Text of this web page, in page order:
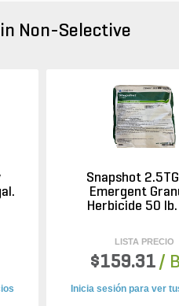
Non-Selective
Snapshot
Emergent
Herbicide 50
LISTA PRECIO
$159.31 /
Inicia sesión para ver